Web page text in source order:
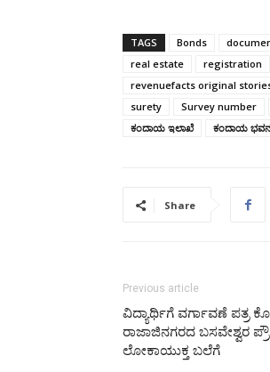
TAGS Bonds
real estate
registration
revenuefacts original
surety
Survey number
ಕಂದಾಯ ಇಲಾಖೆ
ಕಂದಾಯ
Share
Previous article
ವಿದ್ಯಾರ್ಥಿಗೆ ವರ್ಗಾವಣೆ ಪತ್ರ
ರಾಜಾಜಿನಗರದ ಬಸವೇಶ್ವರ
ಲೋಕಾಯುಕ್ತ ಬಲೆಗೆ